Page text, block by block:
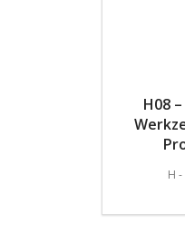
H08
H